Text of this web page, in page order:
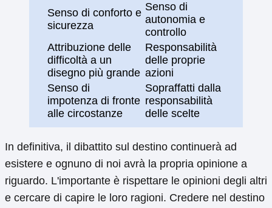
Senso di conforto e
sicurezza
Senso di
autonomia e
controllo
Attribuzione delle
difficoltà a un
disegno più grande
Responsabilità
delle proprie
azioni
Senso di
impotenza di fronte
alle circostanze
Sopraffatti dalla
responsabilità
delle scelte
In definitiva, il dibattito sul destino continuerà ad
esistere e ognuno di noi avrà la propria opinione a
riguardo. L'importante è rispettare le opinioni degli altri
e cercare di capire le loro ragioni. Credere nel destino